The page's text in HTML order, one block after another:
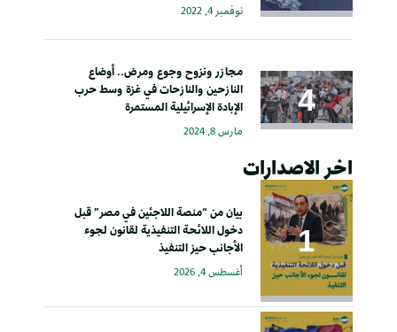
نوفمبر 4, 2022
مجازر ونزوح وجوع ومرض.. أوضاع
النازحين والنازحات في غزة وسط حرب
الإبادة الإسرائيلية المستمرة
مارس 8, 2024
اخر الاصدارات
بيان من “منصة اللاجئين في مصر” قبل
دخول اللائحة التنفيذية لقانون لجوء
الأجانب حيز التنفيذ
أغسطس 4, 2026